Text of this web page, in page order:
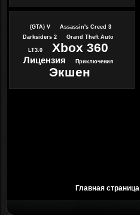
(GTA) V
Assassin's Creed 3
Darksiders 2
Grand Theft Auto
LT3.0 Xbox 360
Лицензия Приключения
Экшен
Главная страница